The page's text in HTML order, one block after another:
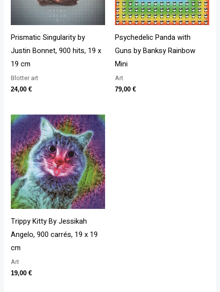
Prismatic Singularity by
Justin Bonnet, 900 hits, 19 x
19 cm
Blotter art
24,00€
Psychedelic Panda with
Guns by Banksy Rainbow
Mini
Art
79,00 €
Trippy Kitty By Jessikah
Angelo, 900 carrés, 19 x 19
cm
Art
19,00€